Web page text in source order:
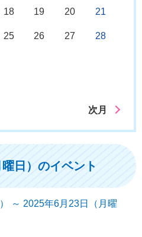
18 19 20 21
25 26 27 28
次月
日）のイベント
～ 2025年6月23日（月曜